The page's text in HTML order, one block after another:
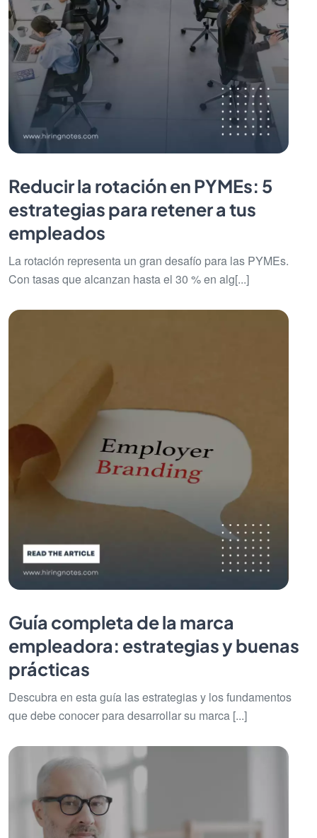
Reducir la rotación en PYMEs: 5
estrategias para retener a tus
empleados
La rotación representa un gran desafío para las PYMEs.
Con tasas que alcanzan hasta el 30 % en alg[...]
Guía completa de la marca
empleadora: estrategias y buenas
prácticas
Descubra en esta guía las estrategias y los fundamentos
que debe conocer para desarrollar su marca [...]